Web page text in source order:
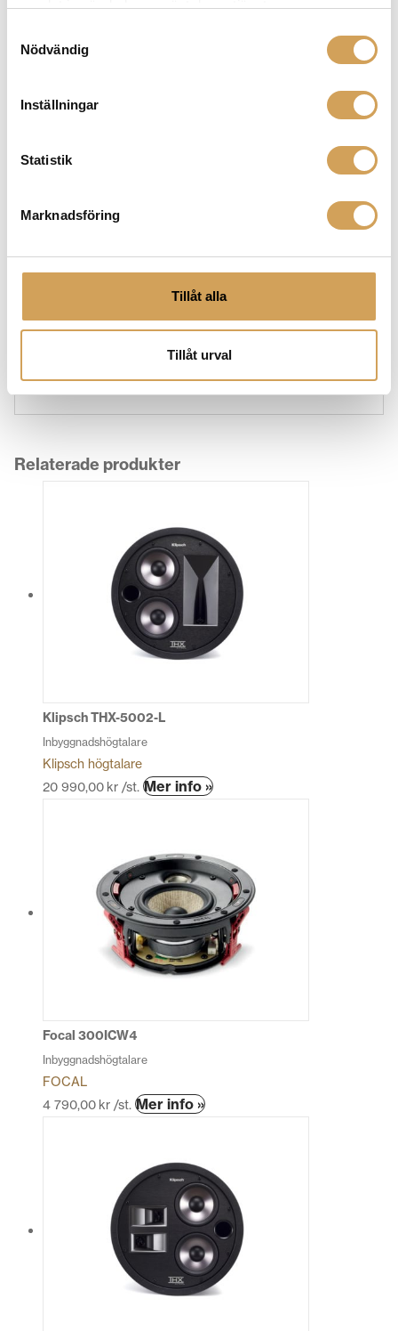
samlat in när du har använt deras tjänster.
Nödvändig
Inställningar
Statistik
Marknadsföring
Tillåt alla
Tillåt urval
återgivning.Oavsett om du bygger ett komplett
musiklyssningsmiljö, har
passar dina behov och preferenser. Scrolla ned för att
Kontakta
oss gärna i butiken eller
för mer info och priser.
Relaterade produkter
Klipsch THX-5002-L
Inbyggnadshögtalare
Klipsch högtalare
20 990,00 kr /st. Mer info »Den
flera
varianter.
De
olika
alternativen
kan
Focal 300ICW4
Inbyggnadshögtalare
FOCAL
4 790,00 kr /st. Mer info »